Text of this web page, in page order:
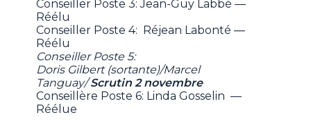
Conseiller Poste 3: Jean-Guy Labbé —
Réélu
Conseiller Poste 4: Réjean Labonté —
Réélu
Conseiller Poste 5:
Doris Gilbert (sortante)/Marcel
Tanguay/Scrutin 2 novembre
Conseillère Poste 6: Linda Gosselin —
Réélue